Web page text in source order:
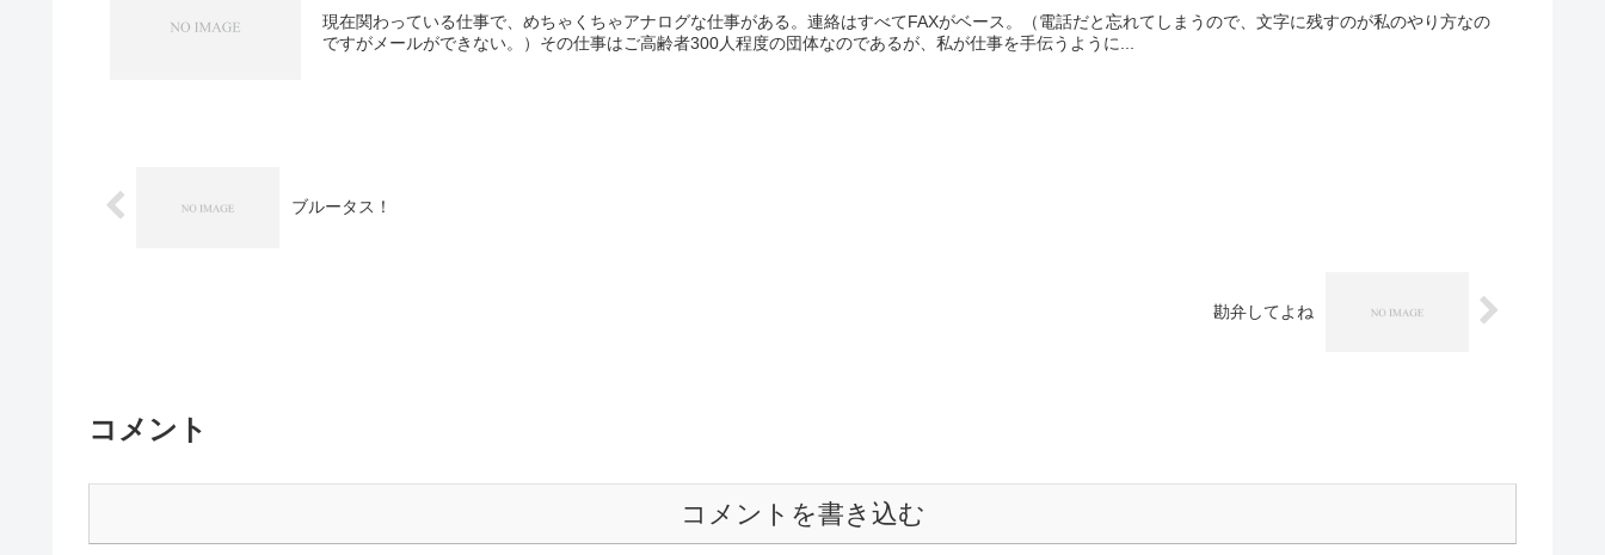
現在関わっている仕事で、めちゃくちゃアナログな仕事がある。連絡はすべてFAXがベース。（電話だと忘れてしまうので、文字に残すのが私のやり方なの
ですがメールができない。）その仕事はご高齢者300人程度の団体なのであるが、私が仕事を手伝うように...
ブルータス！
勘弁してよね
コメント
コメントを書き込む